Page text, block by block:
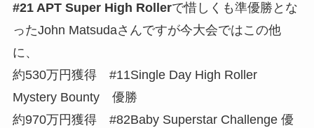
#21 APT Super High Rollerで惜しくも準優勝とな
ったJohn Matsudaさんですが今大会ではこの他
に、
約530万円獲得 #11Single Day High Roller
Mystery Bounty 優勝
約970万円獲得 #82Baby Superstar Challenge 優